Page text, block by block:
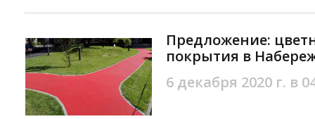
Предложение:
покрытия в
6 декабря 2020 г. в